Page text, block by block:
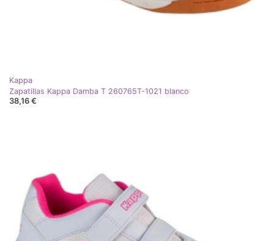
Kappa
Zapatillas Kappa Damba T 260765T-1021 blanco
38,16 €